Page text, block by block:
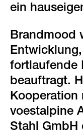
ein
Brandmood
fortlaufende
beauftragt.
Kooperation
voestalpine
Stahl GmbH